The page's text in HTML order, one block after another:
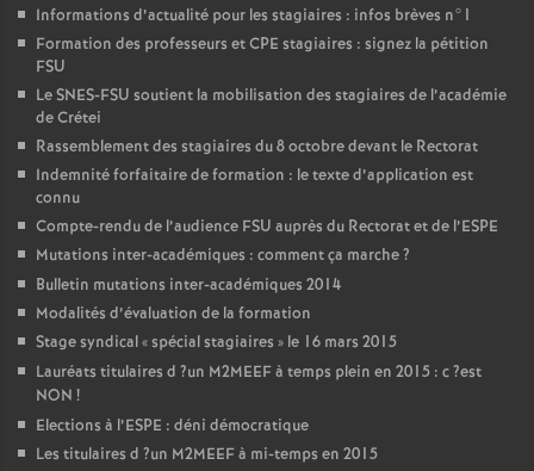
Informations d’actualité pour les stagiaires : infos brèves n°1
Formation des professeurs etCPE stagiaires : signez la pétition
FSU
LeSNES-FSU soutient la mobilisation des stagiaires de l’académie
de Crétei
Rassemblement des stagiaires du 8 octobre devant le Rectorat
Indemnité forfaitaire de formation : le texte d’application est
connu
Compte-rendu de l’audience FSU auprès du Rectorat et de l’ESPE
Mutations inter-académiques : comment ça marche?
Bulletin mutations inter-académiques 2014
Modalités d’évaluation de la formation
Stage syndical «spécial stagiaires » le 16 mars 2015
Lauréats titulaires d ?un M2MEEFà temps plein en 2015 : c?est
NON !
Elections à l’ESPE : déni démocratique
Les titulaires d ?un M2MEEFà mi-temps en 2015